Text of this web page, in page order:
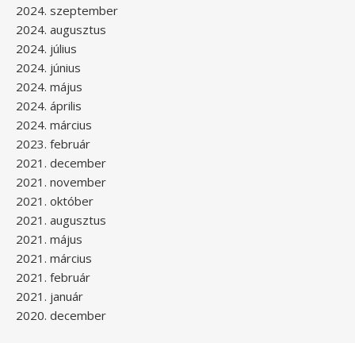
2024. szeptember
2024. augusztus
2024. július
2024. június
2024. május
2024. április
2024. március
2023. február
2021. december
2021. november
2021. október
2021. augusztus
2021. május
2021. március
2021. február
2021. január
2020. december